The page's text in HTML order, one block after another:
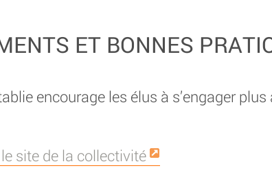
ET BONNES
encourage les élus à s’engager
site de la collectivité